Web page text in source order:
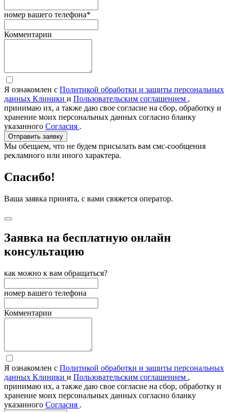
номер вашего телефона*
Комментарии
Я ознакомлен с Политикой обработки и защиты персональных
данных Клиники и Пользовательским соглашением ,
принимаю их, а также даю свое согласие на сбор, обработку и
хранение моих персональных данных согласно бланку
указанного Согласия .
Отправить заявку
Мы обещаем, что не будем присылать вам смс-сообщения
рекламного или иного характера.
Спасибо!
Ваша заявка принята, с вами свяжется оператор.
Заявка на бесплатную онлайн
консультацию
как можно к вам обращаться?
номер вашего телефона
Комментарии
Я ознакомлен с Политикой обработки и защиты персональных
данных Клиники и Пользовательским соглашением ,
принимаю их, а также даю свое согласие на сбор, обработку и
хранение моих персональных данных согласно бланку
указанного Согласия .